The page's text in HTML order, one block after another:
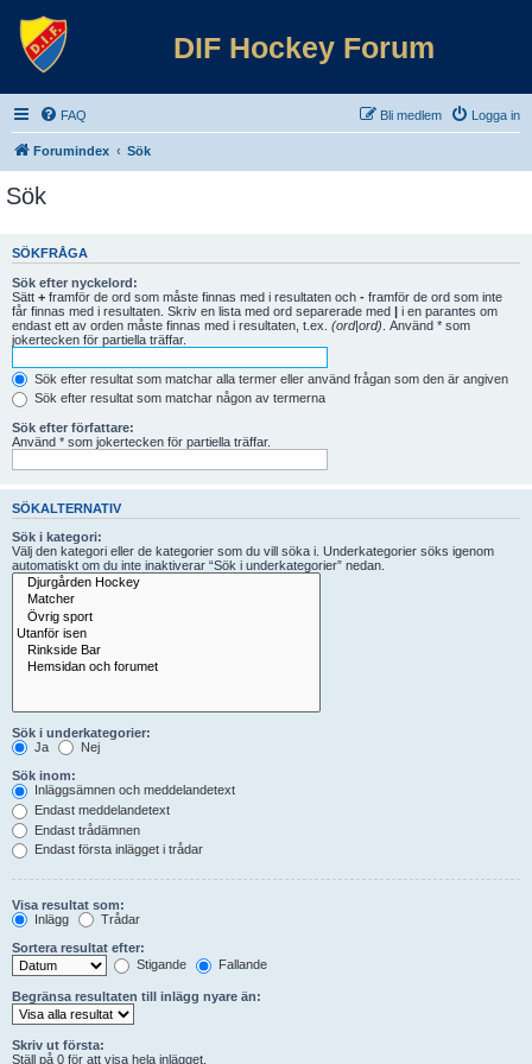
DIF Hockey Forum
FAQ Logga in
Bli medlem
Forumindex Sök
Sök
SÖKFRÅGA
Sök efter nyckelord:
Sätt + framför de ord som måste finnas med i resultaten och - framför de ord som inte
får finnas med i resultaten. Skriv en lista med ord separerade med | i en parantes om
endast ett av orden måste finnas med i resultaten, t.ex. (ord|ord) . Använd * som
jokertecken för partiella träffar.
Sök efter resultat som matchar alla termer eller använd frågan som den är angiven
Sök efter resultat som matchar någon av termerna
Sök efter författare:
Använd * som jokertecken för partiella träffar.
SÖKALTERNATIV
Sök i kategori:
Välj den kategori eller de kategorier som du vill söka i. Underkategorier söks igenom
automatiskt om du inte inaktiverar “Sök i underkategorier” nedan.
Sök i underkategorier:
Ja
Nej
Sök inom:
Inläggsämnen och meddelandetext
Endast meddelandetext
Endast trådämnen
Endast första inlägget i trådar
Visa resultat som:
Inlägg
Trådar
Sortera resultat efter:
Stigande
Fallande
Begränsa resultaten till inlägg nyare än:
Skriv ut första:
Ställ på 0 för att visa hela inlägget.